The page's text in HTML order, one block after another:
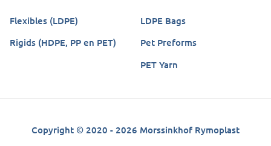
Flexibles (LDPE)
Rigids (HDPE, PP en PET)
LDPE Bags
Pet Preforms
PET Yarn
Copyright © 2020 - 2026 Morssinkhof Rymoplast